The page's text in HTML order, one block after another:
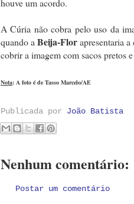
houve um acordo.
A Cúria não cobra pelo uso da
quando a Beija-Florapresentaria
cobrir a imagem com sacos pretos
Nota: A foto é de Tasso Marcelo/AE
Publicada por João Batista
Nenhum comentário:
Postar um comentário